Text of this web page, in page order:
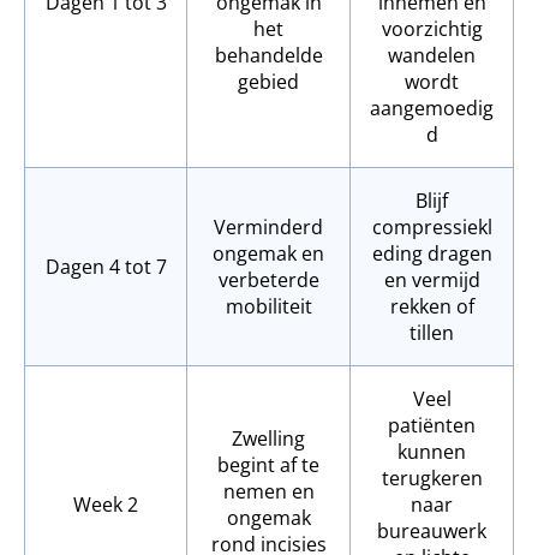
het
behandelde
gebied
voorzichtig
wandelen
wordt
aangemoedig
d
Dagen 4 tot 7
Verminderd
ongemak en
verbeterde
mobiliteit
Blijf
compressiekl
eding dragen
en vermijd
rekken of
tillen
Week 2
Zwelling
begint af te
nemen en
ongemak
rond incisies
Veel
patiënten
kunnen
terugkeren
naar
bureauwerk